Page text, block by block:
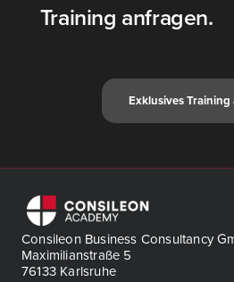
Training anfragen.
Exklu­si­ves
Consileon Business Consultancy
Maximilianstraße 5
76133 Karlsruhe